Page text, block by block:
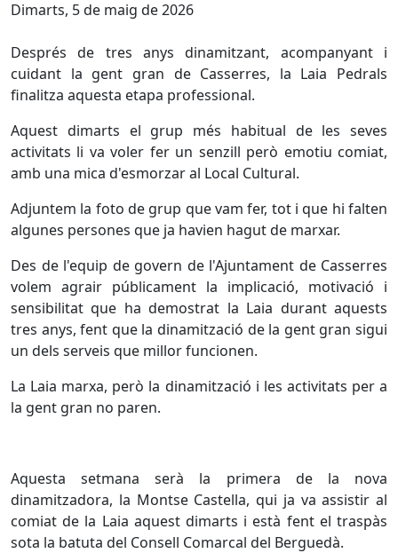
Dimarts, 5 de maig de 2026
Després de tres anys dinamitzant, acompanyant i
cuidant la gent gran de Casserres, la Laia Pedrals
finalitza aquesta etapa professional.
Aquest dimarts el grup més habitual de les seves
activitats li va voler fer un senzill però emotiu comiat,
amb una mica d'esmorzar al Local Cultural.
Adjuntem la foto de grup que vam fer, tot i que hi falten
algunes persones que ja havien hagut de marxar.
Des de l'equip de govern de l'Ajuntament de Casserres
volem agrair públicament la implicació, motivació i
sensibilitat que ha demostrat la Laia durant aquests
tres anys, fent que la dinamització de la gent gran sigui
un dels serveis que millor funcionen.
La Laia marxa, però la dinamització i les activitats per a
la gent gran no paren.
Aquesta setmana serà la primera de la nova
dinamitzadora, la Montse Castella, qui ja va assistir al
comiat de la Laia aquest dimarts i està fent el traspàs
sota la batuta del Consell Comarcal del Berguedà.